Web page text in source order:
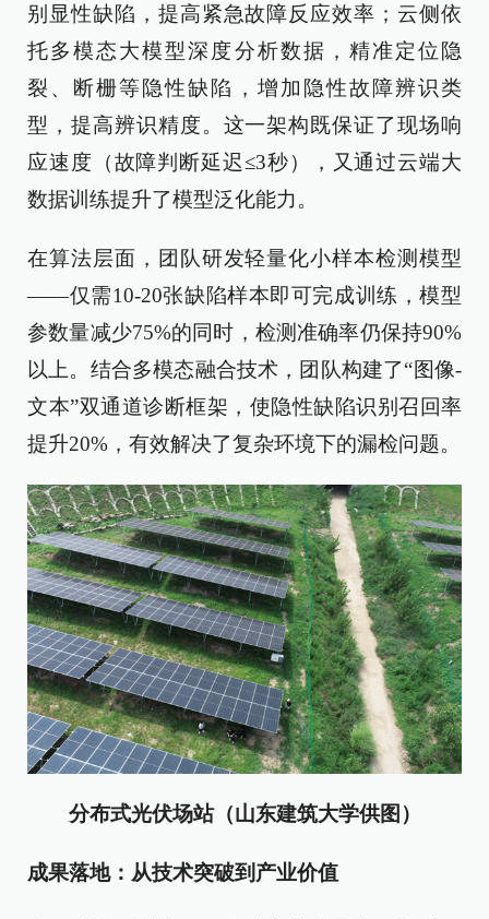
别显性缺陷，提高紧急故障反应效率；云侧依
托多模态大模型深度分析数据，精准定位隐
裂、断栅等隐性缺陷，增加隐性故障辨识类
型，提高辨识精度。这一架构既保证了现场响
应速度（故障判断延迟≤3秒），又通过云端大
数据训练提升了模型泛化能力。
在算法层面，团队研发轻量化小样本检测模型
——仅需10-20张缺陷样本即可完成训练，模型
参数量减少75%的同时，检测准确率仍保持90%
以上。结合多模态融合技术，团队构建了“图像-
文本”双通道诊断框架，使隐性缺陷识别召回率
提升20%，有效解决了复杂环境下的漏检问题。
分布式光伏场站（山东建筑大学供图）
成果落地：从技术突破到产业价值